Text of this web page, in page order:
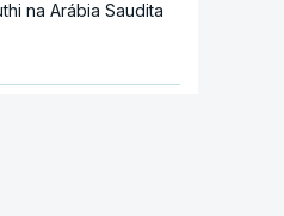
na Arábia Saudita